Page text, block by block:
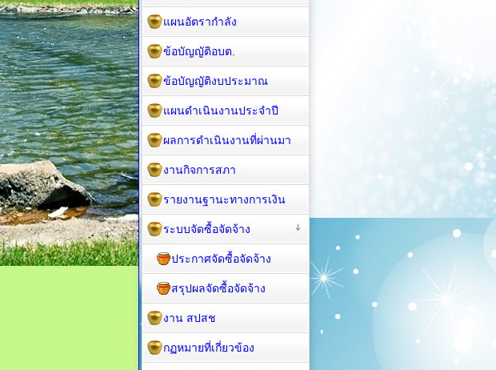
แผนอัตรากำลัง
ข้อบัญญัติอบต.
ข้อบัญญัติงบประมาณ
แผนดำเนินงานประจำปี
ผลการดำเนินงานที่ผ่านมา
งานกิจการสภา
รายงานฐานะทางการเงิน
ระบบจัดซื้อจัดจ้าง
ประกาศจัดซื้อจัดจ้าง
สรุปผลจัดซื้อจัดจ้าง
งาน สปสช
กฏหมายที่เกี่ยวข้อง